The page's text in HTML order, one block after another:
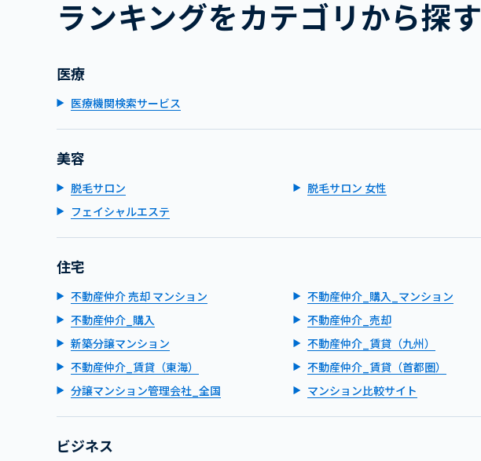
ランキングをカテゴリから探す
医療
医療機関検索サービス
美容
脱毛サロン 脱毛サロン 女性
フェイシャルエステ
住宅
不動産仲介 売却 マンション 不動産仲介_購入_マンション
不動産仲介_購入
不動産仲介_売却
新築分譲マンション
不動産仲介_賃貸（九州）
不動産仲介_賃貸（東海）
不動産仲介_賃貸（首都圏）
分譲マンション管理会社_全国
マンション比較サイト
ビジネス